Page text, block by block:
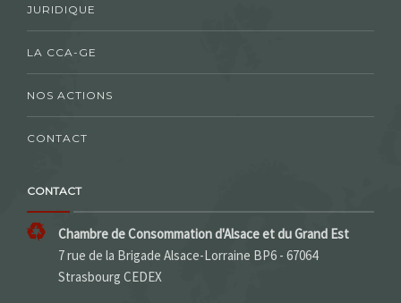
JURIDIQUE
LA CCA-GE
NOS ACTIONS
CONTACT
CONTACT
Chambre de Consommation d'Alsace et du Grand Est
7 rue de la Brigade Alsace-Lorraine BP6 - 67064
Strasbourg CEDEX